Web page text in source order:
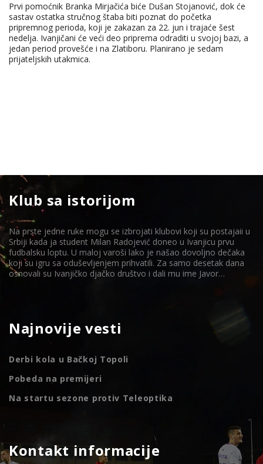
Prvi pomoćnik Branka Mirjačića biće Dušan Stojanović, dok će
sastav ostatka stručnog štaba biti poznat do početka
pripremnog perioda, koji je zakazan za 22. jun i trajaće šest
nedelja. Ivanjičani će veći deo priprema odraditi u svojoj bazi, a
jedan period provešće i na Zlatiboru. Planirano je sedam
prijateljskih utakmica.
Klub sa istorijom
Na prste jedne ruke mogu se izbrojati klubovi koji su postajaii u
Srbiji kada ja student Milan Radojević doneo u Ivanjicu prvu
fudbalsku loptu. U maloj varoši lako je našao dovoljno dečaka
koji su igru sa oduševljenjem prihvatili. Za samo desetak dana
osnovali su Ivanjičko djačko društvo i dali mu ime Javor…
Najnovije vesti
Derbi kola u Bačkoj Topoli
Pobeda na premijeri
Na startu sezone protiv Teleoptika
Kontakt informacije